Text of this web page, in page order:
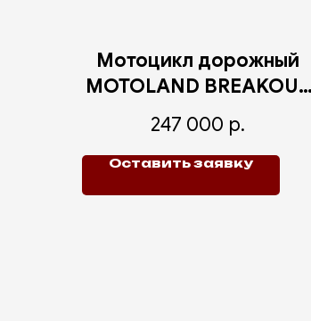
Мотоцикл дорожный
MOTOLAND BREAKOUT
300
247 000 р.
Оставить заявку